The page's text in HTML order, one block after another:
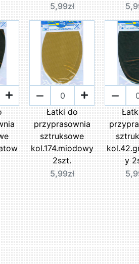
5,99zł
Łatki do
przyprasownia
sztruksowe
kol.174.miodowy
2szt.
5,99zł
y